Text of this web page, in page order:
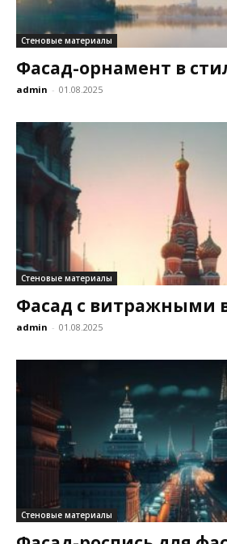
Стеновые материалы
Фасад-орнамент в
admin - 01.08.2025
Стеновые материалы
Фасад с витражными
admin - 01.08.2025
Стеновые материалы